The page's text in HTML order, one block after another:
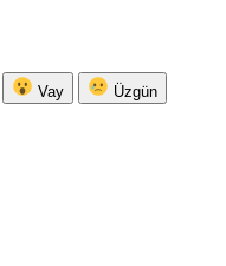
Vay Üzgün